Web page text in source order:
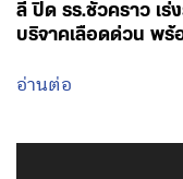
ลี่ ปิด รร.ชั่วคราว เร่
บริจาคเลือดด่วน พร้
อ่านต่อ